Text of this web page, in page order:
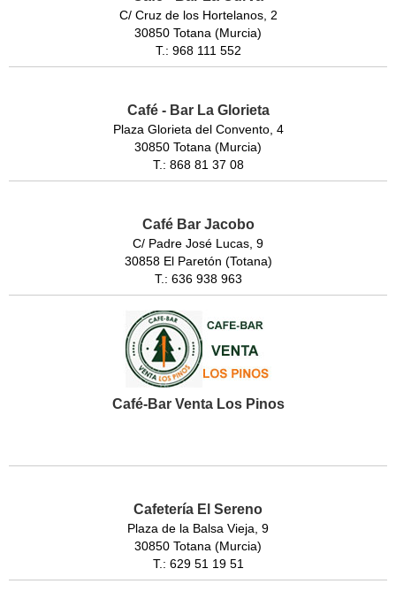
C/ Cruz de los Hortelanos, 2
30850 Totana (Murcia)
T.: 968 111 552
Café - Bar La Glorieta
Plaza Glorieta del Convento, 4
30850 Totana (Murcia)
T.: 868 81 37 08
Café Bar Jacobo
C/ Padre José Lucas, 9
30858 El Paretón (Totana)
T.: 636 938 963
Café-Bar Venta Los Pinos
Cafetería El Sereno
Plaza de la Balsa Vieja, 9
30850 Totana (Murcia)
T.: 629 51 19 51